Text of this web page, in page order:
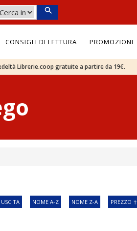
CONSIGLI DI LETTURA PROMOZIONI
Librerie.coop gratuite a partire da 19€.
NOME A-Z NOME Z-A PREZZO ↑